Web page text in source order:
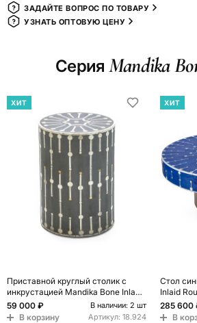
ЗАДАЙТЕ ВОПРОС ПО ТОВАРУ
УЗНАТЬ ОПТОВУЮ ЦЕНУ
Серия Mandika
ХИТ
Приставной круглый столик с
инкрустацией Mandika Bone Inlay
Gray
59 000 ₽ В наличии: 2 шт
В корзину Артикул: 18.924
ХИТ
Стол
Inlaid
285 600
В